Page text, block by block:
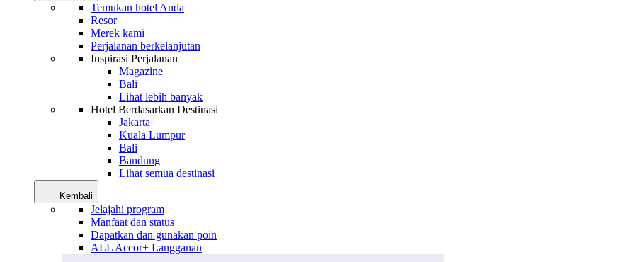
Temukan hotel Anda
Resor
Merek kami
Perjalanan berkelanjutan
Inspirasi Perjalanan
Magazine
Bali
Lihat lebih banyak
Hotel Berdasarkan Destinasi
Jakarta
Kuala Lumpur
Bali
Bandung
Lihat semua destinasi
Kembali
Jelajahi program
Manfaat dan status
Dapatkan dan gunakan poin
ALL Accor+ Langganan